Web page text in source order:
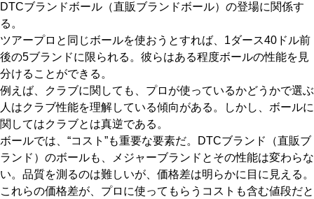
DTCブランドボール（直販ブランドボール）の登場に関係す
る。
ツアープロと同じボールを使おうとすれば、1ダース40ドル前
後の5ブランドに限られる。彼らはある程度ボールの性能を見
分けることができる。
例えば、クラブに関しても、プロが使っているかどうかで選ぶ
人はクラブ性能を理解している傾向がある。しかし、ボールに
関してはクラブとは真逆である。
ボールでは、“コスト”も重要な要素だ。DTCブランド（直販ブ
ランド）のボールも、メジャーブランドとその性能は変わらな
い。品質を測るのは難しいが、価格差は明らかに目に見える。
これらの価格差が、プロに使ってもらうコストも含む値段だと